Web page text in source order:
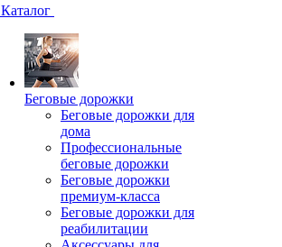
Каталог
Беговые дорожки
Беговые дорожки для
дома
Профессиональные
беговые дорожки
Беговые дорожки
премиум-класса
Беговые дорожки для
реабилитации